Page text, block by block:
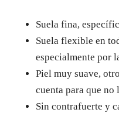
Suela fina,
Suela flexible en
especialmente por
Piel muy suave,
cuenta para que no
Sin contrafuerte y